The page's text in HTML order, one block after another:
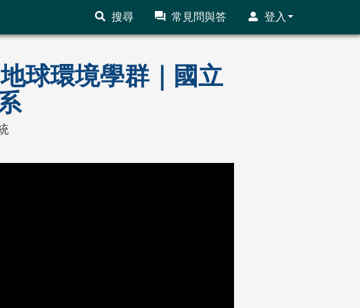
搜尋 常見問與答 登入
球環境學群｜國立